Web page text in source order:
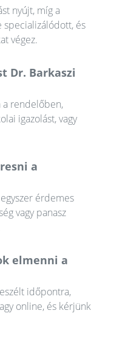
nyújt, míg a
specializálódott, és
végez.
Dr. Barkaszi
a rendelőben,
igazolást, vagy
a
érdemes
vagy panasz
elmenni a
időpontra,
online, és kérjünk